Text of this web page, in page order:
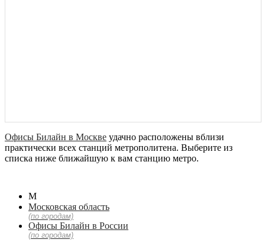
Офисы Билайн в Москве удачно расположены вблизи
практически всех станций метрополитена. Выберите из
списка ниже ближайшую к вам станцию метро.
М
Московская область
(по городам)
Офисы Билайн в России
(по городам)